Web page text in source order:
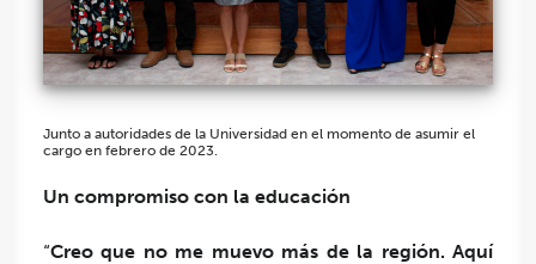
Junto a autoridades de la Universidad en el momento de asumir el
cargo en febrero de 2023.
Un compromiso con la educación
“Creo que no me muevo más de la región. Aquí